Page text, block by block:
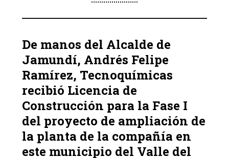
De manos del Alcalde de
Jamundí, Andrés Felipe
Ramírez, Tecnoquímicas
recibió Licencia de
Construcción para la Fase I
del proyecto de ampliación de
la planta de la compañía en
este municipio del Valle del